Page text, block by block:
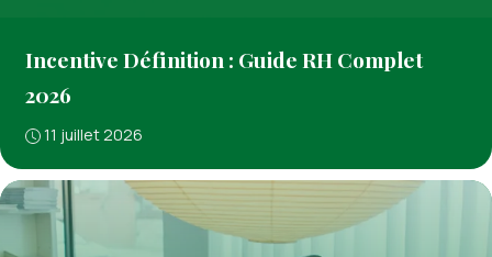
Incentive Définition : Guide RH Complet
2026
11 juillet 2026